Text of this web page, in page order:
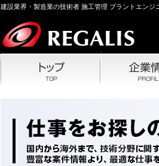
建設業界・製造業の技術者 施工管理 プラントエン